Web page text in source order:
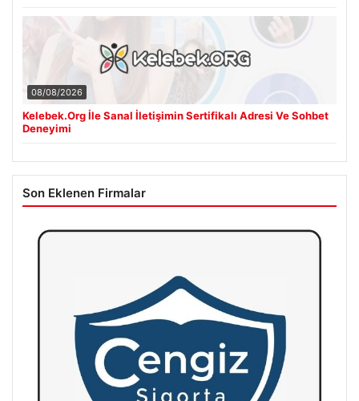
08/08/2026
Kelebek.Org İle Sanal İletişimin Sertifikalı Adresi Ve Sohbet
Deneyimi
Son Eklenen Firmalar